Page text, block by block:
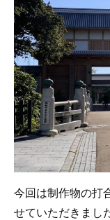
今回は制作物の打
せていただきまし